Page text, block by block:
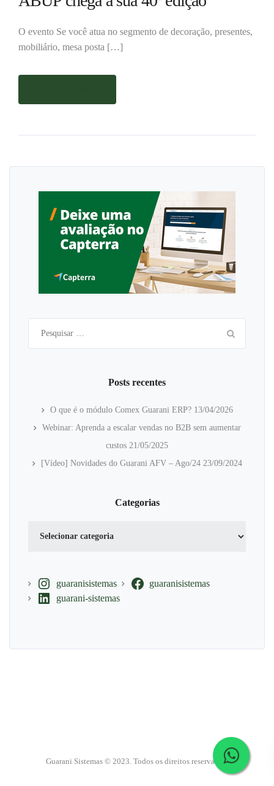
O evento Se você atua no segmento de decoração, presentes,
mobiliário, mesa posta […]
por:
Posts recentes
O que é o módulo Comex Guarani ERP? 13/04/2026
Webinar: Aprenda a escalar vendas no B2B sem aumentar
custos 21/05/2025
[Vídeo] Novidades do Guarani AFV – Ago/24 23/09/2024
Categorias
guaranisistemas
guaranisistemas
guarani-sistemas
Guarani Sistemas © 2023. Todos os direitos reservados.